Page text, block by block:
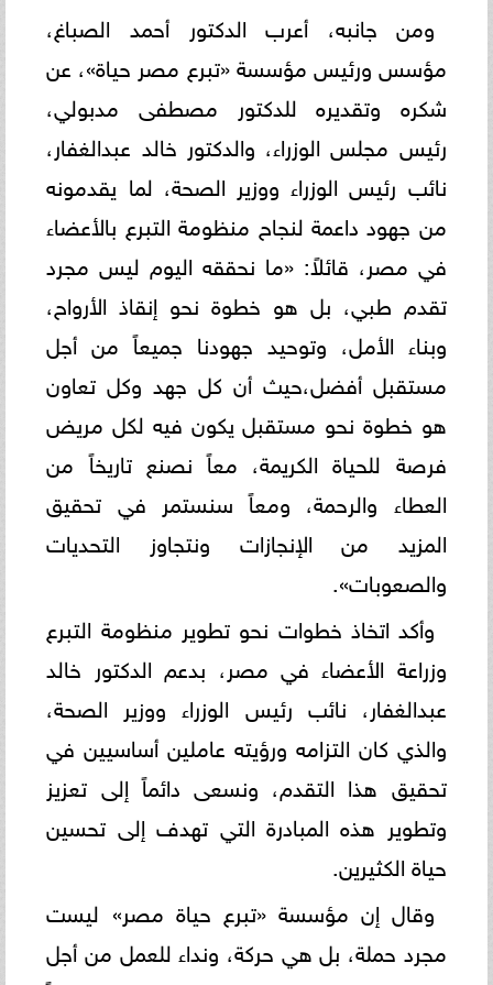
ومن جانبه، أعرب الدكتور أحمد الصباغ،
مؤسس ورئيس مؤسسة «تبرع مصر حياة»، عن
شكره وتقديره للدكتور مصطفى مدبولي،
رئيس مجلس الوزراء، والدكتور خالد عبدالغفار،
نائب رئيس الوزراء ووزير الصحة، لما يقدمونه
من جهود داعمة لنجاح منظومة التبرع بالأعضاء
في مصر، قائلاً: «ما نحققه اليوم ليس مجرد
تقدم طبي، بل هو خطوة نحو إنقاذ الأرواح،
وبناء الأمل، وتوحيد جهودنا جميعاً من أجل
مستقبل أفضل،حيث أن كل جهد وكل تعاون
هو خطوة نحو مستقبل يكون فيه لكل مريض
فرصة للحياة الكريمة، معاً نصنع تاريخاً من
العطاء والرحمة، ومعاً سنستمر في تحقيق
المزيد من الإنجازات ونتجاوز التحديات
والصعوبات».
وأكد اتخاذ خطوات نحو تطوير منظومة التبرع
وزراعة الأعضاء في مصر، بدعم الدكتور خالد
عبدالغفار، نائب رئيس الوزراء ووزير الصحة،
والذي كان التزامه ورؤيته عاملين أساسيين في
تحقيق هذا التقدم، ونسعى دائماً إلى تعزيز
وتطوير هذه المبادرة التي تهدف إلى تحسين
حياة الكثيرين.
وقال إن مؤسسة «تبرع حياة مصر» ليست
مجرد حملة، بل هي حركة، ونداء للعمل من أجل